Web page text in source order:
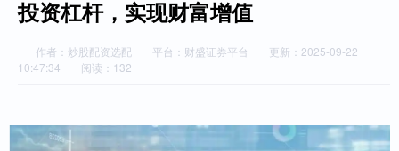
投资杠杆，实现财富增值
作者：炒股配资选配 平台：财盛证券平台
更新：2025-09-22
10:47:34
阅读：132